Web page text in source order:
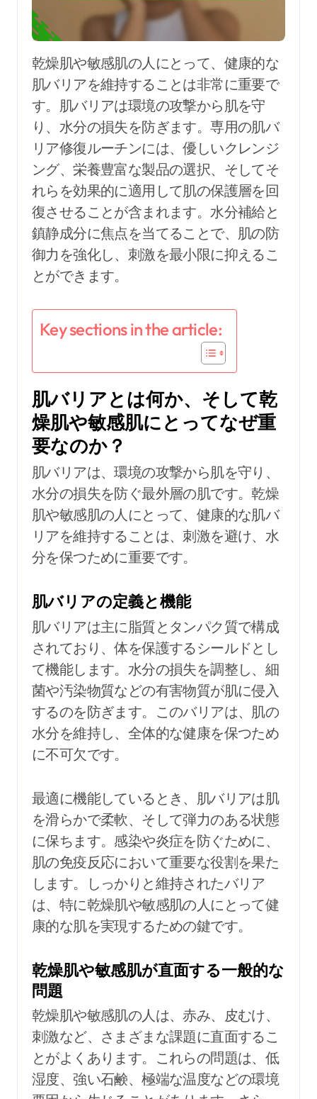
乾燥肌や敏感肌の人にとって、健康的な
肌バリアを維持することは非常に重要で
す。肌バリアは環境の攻撃から肌を守
り、水分の損失を防ぎます。専用の肌バ
リア修復ルーチンには、優しいクレンジ
ング、栄養豊富な製品の選択、そしてそ
れらを効果的に適用して肌の保護層を回
復させることが含まれます。水分補給と
鎮静成分に焦点を当てることで、肌の防
御力を強化し、刺激を最小限に抑えるこ
とができます。
Key sections in the article:
肌バリアとは何か、そして乾
燥肌や敏感肌にとってなぜ重
要なのか？
肌バリアは、環境の攻撃から肌を守り、
水分の損失を防ぐ最外層の肌です。乾燥
肌や敏感肌の人にとって、健康的な肌バ
リアを維持することは、刺激を避け、水
分を保つために重要です。
肌バリアの定義と機能
肌バリアは主に脂質とタンパク質で構成
されており、体を保護するシールドとし
て機能します。水分の損失を調整し、細
菌や汚染物質などの有害物質が肌に侵入
するのを防ぎます。このバリアは、肌の
水分を維持し、全体的な健康を保つため
に不可欠です。
最適に機能しているとき、肌バリアは肌
を滑らかで柔軟、そして弾力のある状態
に保ちます。感染や炎症を防ぐために、
肌の免疫反応において重要な役割を果た
します。しっかりと維持されたバリア
は、特に乾燥肌や敏感肌の人にとって健
康的な肌を実現するための鍵です。
乾燥肌や敏感肌が直面する一般的な
問題
乾燥肌や敏感肌の人は、赤み、皮むけ、
刺激など、さまざまな課題に直面するこ
とがよくあります。これらの問題は、低
湿度、強い石鹸、極端な温度などの環境